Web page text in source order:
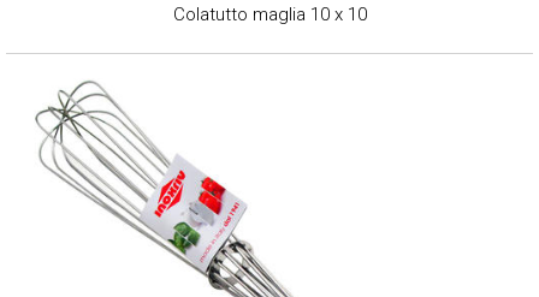
Colatutto maglia 10 x 10